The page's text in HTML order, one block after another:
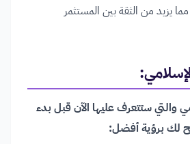
يزيد من الثقة بين المستثمر
والتي ستتعرف عليها الآن قبل بدء
لك برؤية أفضل: